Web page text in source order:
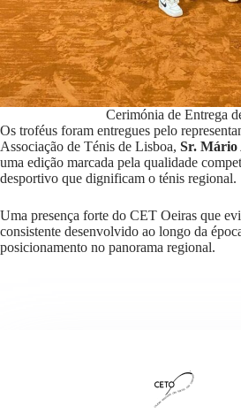
Cerimónia de Entrega
Os troféus foram entregues pelo
Associação de Ténis de Lisboa, Sr. Mário
uma edição marcada pela qualidade
desportivo que dignificam o ténis regional.
Uma presença forte do CET Oeiras que
consistente desenvolvido ao longo da
posicionamento no panorama regional.